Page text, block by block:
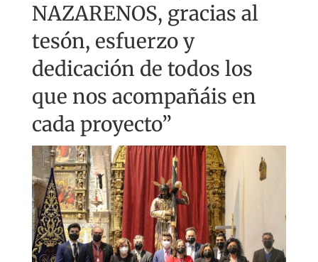
NAZARENOS, gracias al
tesón, esfuerzo y
dedicación de todos los
que nos acompañáis en
cada proyecto”